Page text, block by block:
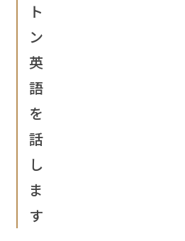
ト
ン
英
語
を
話
し
ま
す